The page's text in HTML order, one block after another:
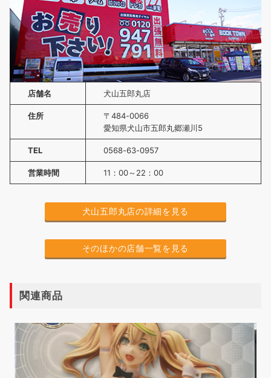
店舗名 犬山五郎丸店
住所
〒484-0066
愛知県犬山市五郎丸郷瀬川5
TEL 0568-63-0957
営業時間 11：00～22：00
犬山五郎丸店の詳細を見る
そのほかの店舗一覧を見る
関連商品